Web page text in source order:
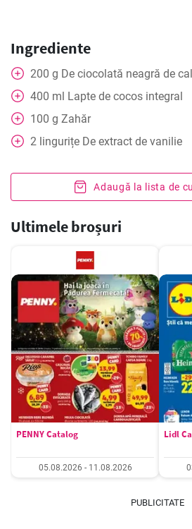
Ingrediente
200 g De ciocolată neagră de
400 ml Lapte de cocos integral
100 g Zahăr
2 lingurițe De extract de vanilie
Adaugă la lista de
Ultimele broșuri
PENNY Catalog
05.08.2026 - 11.08.2026
Lidl
PUBLICITATE